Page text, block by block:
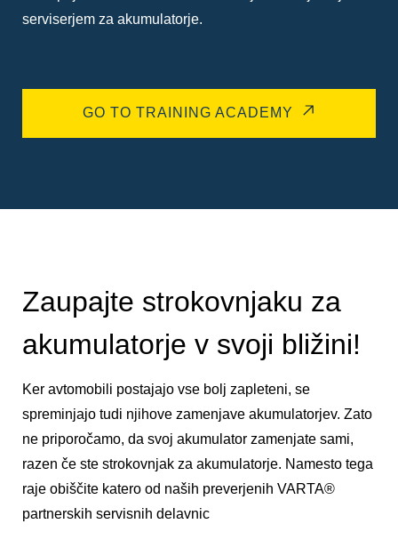
serviserjem za akumulatorje.
GO TO TRAINING ACADEMY
Zaupajte strokovnjaku za
akumulatorje v svoji bližini!
Ker avtomobili postajajo vse bolj zapleteni, se
spreminjajo tudi njihove zamenjave akumulatorjev. Zato
ne priporočamo, da svoj akumulator zamenjate sami,
razen če ste strokovnjak za akumulatorje. Namesto tega
raje obiščite katero od naših preverjenih VARTA®
partnerskih servisnih delavnic